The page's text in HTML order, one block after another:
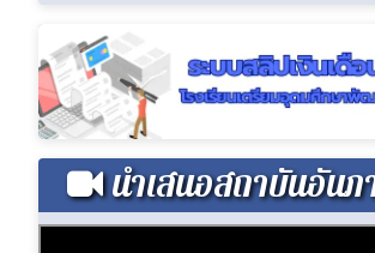
นำเสนอสถาบันอันภ